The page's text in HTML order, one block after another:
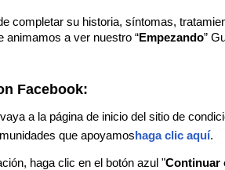
completar su historia, síntomas,
animamos a ver nuestro “Empezando”
Facebook:
a la página de inicio del sitio de
que apoyamos haga clic aquí.
haga clic en el botón azul "Continuar